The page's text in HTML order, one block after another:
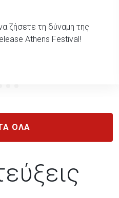
ζήσετε τη δύναμη της
Athens Festival!
ΟΛΑ